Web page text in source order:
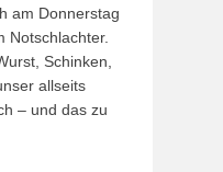
am Donnerstag
Notschlachter.
Schinken,
allseits
– und das zu